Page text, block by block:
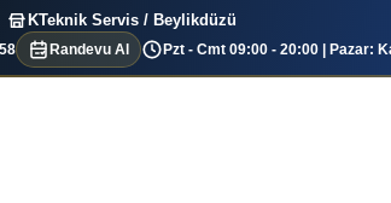
KTeknik Servis / Beylikdüzü
Randevu Al Pzt - Cmt 09:00 - 20:00 | Pazar: